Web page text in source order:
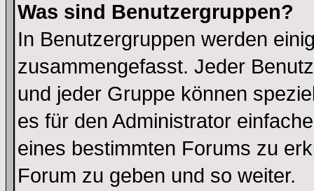
Was sind Benutzergruppen?
In Benutzergruppen werden
zusammengefasst. Jeder
und jeder Gruppe können
es für den Administrator
eines bestimmten Forums zu
Forum zu geben und so weiter.